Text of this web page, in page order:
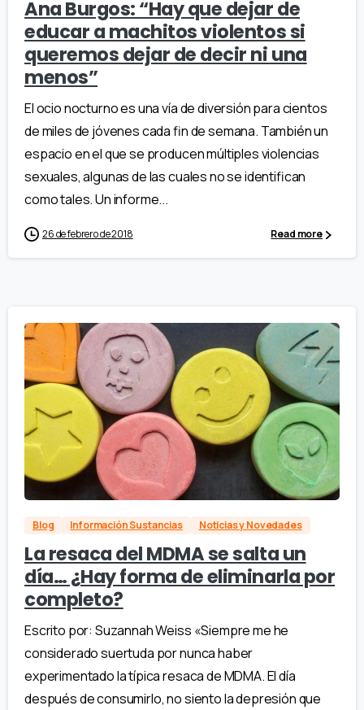
Ana Burgos: “Hay que dejar de
educar a machitos violentos si
queremos dejar de decir ni una
menos”
El ocio nocturno es una vía de diversión para cientos
de miles de jóvenes cada fin de semana. También un
espacio en el que se producen múltiples violencias
sexuales, algunas de las cuales no se identifican
como tales. Un informe...
26 de febrero de 2018 Read more
Blog Información Sustancias Noticias y Novedades
La resaca del MDMA se salta un
día… ¿Hay forma de eliminarla por
completo?
Escrito por: Suzannah Weiss «Siempre me he
considerado suertuda por nunca haber
experimentado la típica resaca de MDMA. El día
después de consumirlo, no siento la depresión que